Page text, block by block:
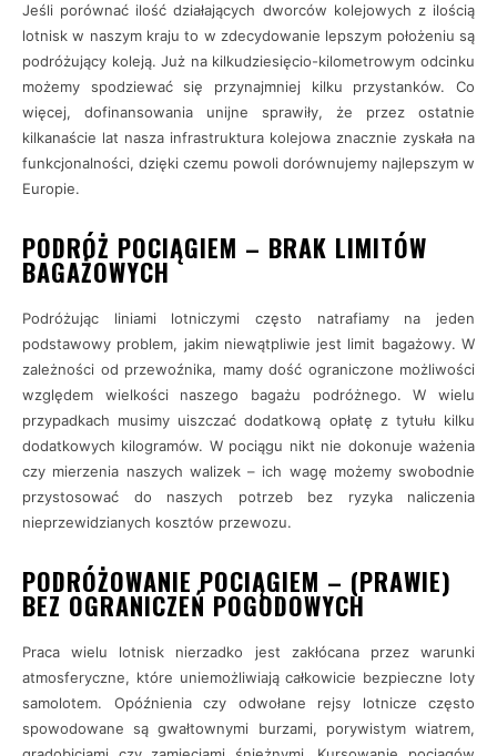
Jeśli porównać ilość działających dworców kolejowych z ilością
lotnisk w naszym kraju to w zdecydowanie lepszym położeniu są
podróżujący koleją. Już na kilkudziesięcio-kilometrowym odcinku
możemy spodziewać się przynajmniej kilku przystanków. Co
więcej, dofinansowania unijne sprawiły, że przez ostatnie
kilkanaście lat nasza infrastruktura kolejowa znacznie zyskała na
funkcjonalności, dzięki czemu powoli dorównujemy najlepszym w
Europie.
PODRÓŻ POCIĄGIEM – BRAK LIMITÓW
BAGAŻOWYCH
Podróżując liniami lotniczymi często natrafiamy na jeden
podstawowy problem, jakim niewątpliwie jest limit bagażowy. W
zależności od przewoźnika, mamy dość ograniczone możliwości
względem wielkości naszego bagażu podróżnego. W wielu
przypadkach musimy uiszczać dodatkową opłatę z tytułu kilku
dodatkowych kilogramów. W pociągu nikt nie dokonuje ważenia
czy mierzenia naszych walizek – ich wagę możemy swobodnie
przystosować do naszych potrzeb bez ryzyka naliczenia
nieprzewidzianych kosztów przewozu.
PODRÓŻOWANIE POCIĄGIEM – (PRAWIE)
BEZ OGRANICZEŃ POGODOWYCH
Praca wielu lotnisk nierzadko jest zakłócana przez warunki
atmosferyczne, które uniemożliwiają całkowicie bezpieczne loty
samolotem. Opóźnienia czy odwołane rejsy lotnicze często
spowodowane są gwałtownymi burzami, porywistym wiatrem,